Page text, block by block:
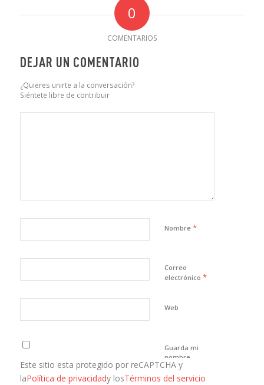
0
COMENTARIOS
DEJAR UN COMENTARIO
¿Quieres unirte a la conversación?
Siéntete libre de contribuir
Nombre *
Correo
electrónico *
Web
Guarda mi
nombre,
correo
electrónico y
Este sitio esta protegido por reCAPTCHA y
laPolítica de privacidady losTérminos del servicio